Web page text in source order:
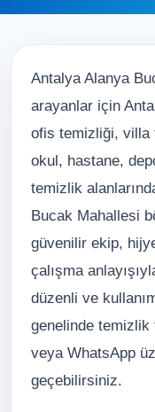
Antalya Alanya
arayanlar için
ofis temizliği, villa
okul, hastane,
temizlik
Bucak Mahallesi
güvenilir ekip,
çalışma
düzenli ve
genelinde temizlik
veya WhatsApp
geçebilirsiniz.